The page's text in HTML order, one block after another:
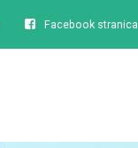
Facebook stranica